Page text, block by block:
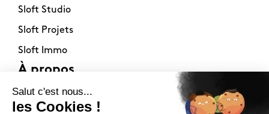
Sloft Studio
Sloft Projets
Sloft Immo
À propos
Contact